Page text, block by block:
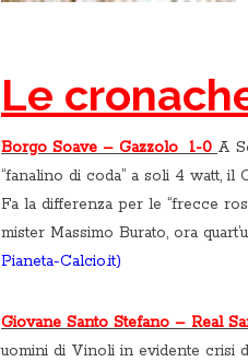
Le
Borgo Soave – Gazzolo 1-0 A
“fanalino di coda” a soli 4 watt, il
Fa la differenza per le “frecce
mister Massimo Burato, ora
Pianeta-Calcio.it)
Giovane Santo Stefano – Real
uomini di Vinoli in evidente crisi